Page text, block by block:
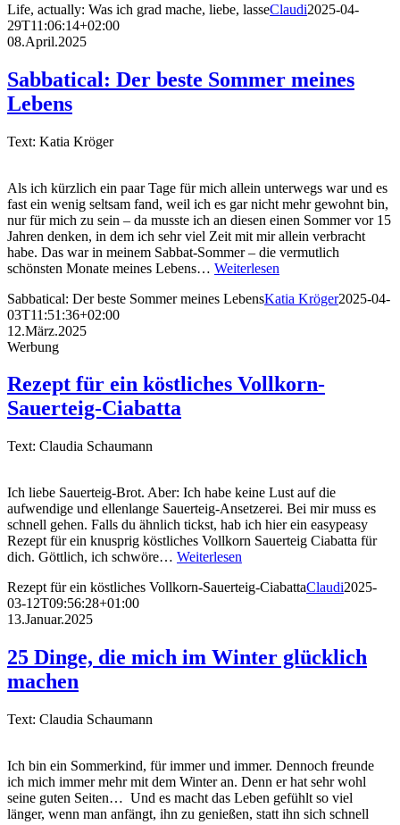
Life, actually: Was ich grad mache, liebe, lasseClaudi2025-04-
29T11:06:14+02:00
08.April.2025
Sabbatical: Der beste Sommer meines
Lebens
Text: Katia Kröger
Als ich kürzlich ein paar Tage für mich allein unterwegs war und es
fast ein wenig seltsam fand, weil ich es gar nicht mehr gewohnt bin,
nur für mich zu sein – da musste ich an diesen einen Sommer vor 15
Jahren denken, in dem ich sehr viel Zeit mit mir allein verbracht
habe. Das war in meinem Sabbat-Sommer – die vermutlich
schönsten Monate meines Lebens… Weiterlesen
Sabbatical: Der beste Sommer meines LebensKatia Kröger2025-04-
03T11:51:36+02:00
12.März.2025
Werbung
Rezept für ein köstliches Vollkorn-
Sauerteig-Ciabatta
Text: Claudia Schaumann
Ich liebe Sauerteig-Brot. Aber: Ich habe keine Lust auf die
aufwendige und ellenlange Sauerteig-Ansetzerei. Bei mir muss es
schnell gehen. Falls du ähnlich tickst, hab ich hier ein easypeasy
Rezept für ein knusprig köstliches Vollkorn Sauerteig Ciabatta für
dich. Göttlich, ich schwöre… Weiterlesen
Rezept für ein köstliches Vollkorn-Sauerteig-CiabattaClaudi2025-
03-12T09:56:28+01:00
13.Januar.2025
25 Dinge, die mich im Winter glücklich
machen
Text: Claudia Schaumann
Ich bin ein Sommerkind, für immer und immer. Dennoch freunde
ich mich immer mehr mit dem Winter an. Denn er hat sehr wohl
seine guten Seiten… Und es macht das Leben gefühlt so viel
länger, wenn man anfängt, ihn zu genießen, statt ihn sich schnell